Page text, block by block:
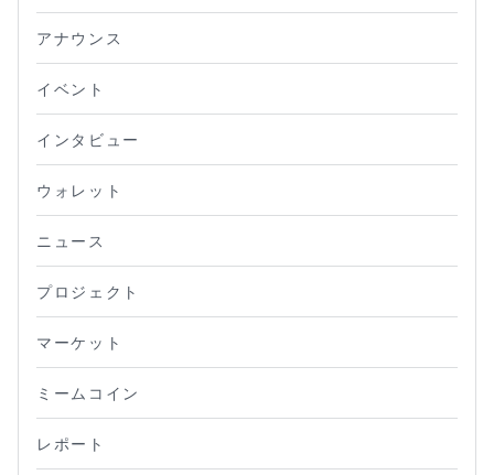
アナウンス
イベント
インタビュー
ウォレット
ニュース
プロジェクト
マーケット
ミームコイン
レポート